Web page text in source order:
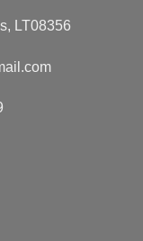
LT08356